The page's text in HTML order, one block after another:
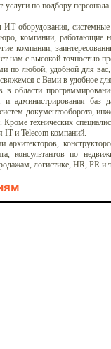
по подбору
оборудования,
компании, работающие
компании,
нам с высокой точностью
по любой, удобной для
с Вами в удобное
в области
и администрирования
документооборота,
технических
и Telecom компаний.
архитекторов,
консультантов по
логистике, HR, PR и